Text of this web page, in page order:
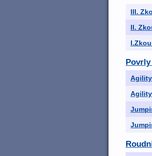
III.
II.